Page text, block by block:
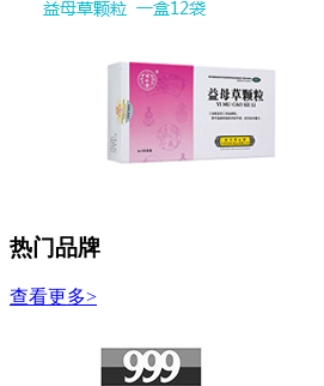
热门品牌
查看更多>